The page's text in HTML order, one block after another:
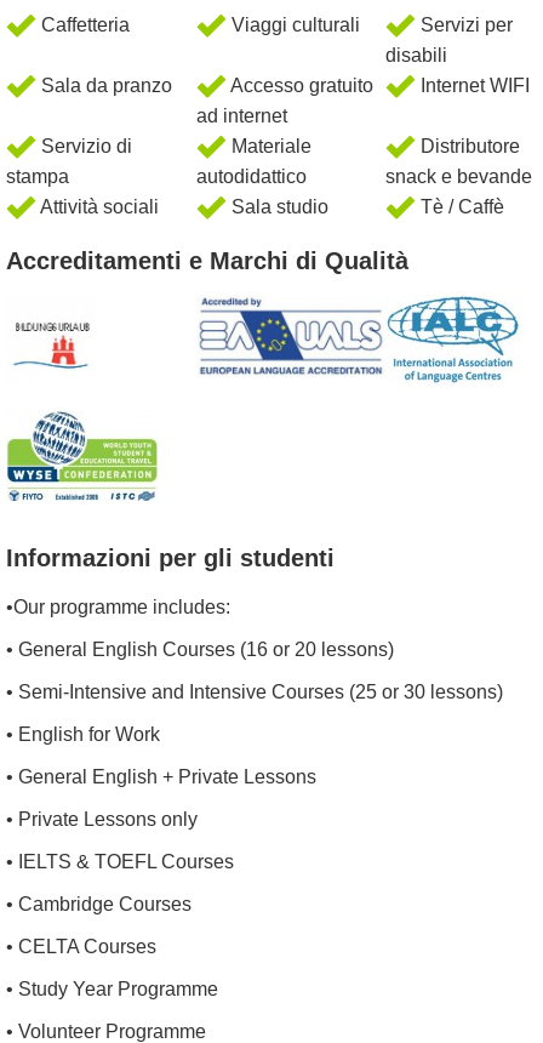
Caffetteria Viaggi culturali
Servizi per
disabili
Sala da pranzo
Accesso gratuito
ad internet
Internet WIFI
Servizio di
stampa
Materiale
autodidattico
Distributore
snack e bevande
Attività sociali
Sala studio Tè / Caffè
Accreditamenti e Marchi di Qualità
Informazioni per gli studenti
•Our programme includes:
• General English Courses (16 or 20 lessons)
• Semi-Intensive and Intensive Courses (25 or 30 lessons)
• English for Work
• General English + Private Lessons
• Private Lessons only
• IELTS & TOEFL Courses
• Cambridge Courses
• CELTA Courses
• Study Year Programme
• Volunteer Programme